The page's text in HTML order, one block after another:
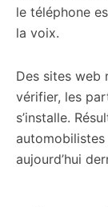
le téléphone
la voix.
Des sites web
vérifier, les
s’installe.
automobilistes
aujourd’hui